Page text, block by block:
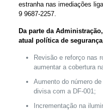
estranha nas imediações
9 9687-2257.
Da parte da
atual política de
Revisão e reforço nas
aumentar a cobertura
Aumento do número
divisa com a DF-001;
Incrementação na